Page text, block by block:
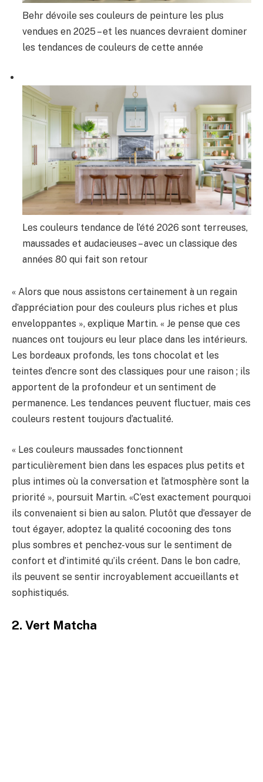
Behr dévoile ses couleurs de peinture les plus
vendues en 2025 – et les nuances devraient dominer
les tendances de couleurs de cette année
Les couleurs tendance de l’été 2026 sont terreuses,
maussades et audacieuses – avec un classique des
années 80 qui fait son retour
« Alors que nous assistons certainement à un regain
d’appréciation pour des couleurs plus riches et plus
enveloppantes », explique Martin. « Je pense que ces
nuances ont toujours eu leur place dans les intérieurs.
Les bordeaux profonds, les tons chocolat et les
teintes d’encre sont des classiques pour une raison ; ils
apportent de la profondeur et un sentiment de
permanence. Les tendances peuvent fluctuer, mais ces
couleurs restent toujours d’actualité.
« Les couleurs maussades fonctionnent
particulièrement bien dans les espaces plus petits et
plus intimes où la conversation et l’atmosphère sont la
priorité », poursuit Martin. «C’est exactement pourquoi
ils convenaient si bien au salon. Plutôt que d’essayer de
tout égayer, adoptez la qualité cocooning des tons
plus sombres et penchez-vous sur le sentiment de
confort et d’intimité qu’ils créent. Dans le bon cadre,
ils peuvent se sentir incroyablement accueillants et
sophistiqués.
2. Vert Matcha